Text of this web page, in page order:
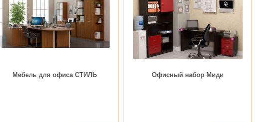
Мебель для офиса СТИЛЬ Офисный набор Миди